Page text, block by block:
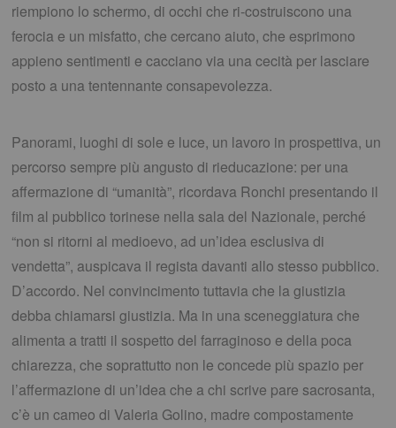
riempiono lo schermo, di occhi che ri-costruiscono una
ferocia e un misfatto, che cercano aiuto, che esprimono
appieno sentimenti e cacciano via una cecità per lasciare
posto a una tentennante consapevolezza.
Panorami, luoghi di sole e luce, un lavoro in prospettiva, un
percorso sempre più angusto di rieducazione: per una
affermazione di “umanità”, ricordava Ronchi presentando il
film al pubblico torinese nella sala del Nazionale, perché
“non si ritorni al medioevo, ad un’idea esclusiva di
vendetta”, auspicava il regista davanti allo stesso pubblico.
D’accordo. Nel convincimento tuttavia che la giustizia
debba chiamarsi giustizia. Ma in una sceneggiatura che
alimenta a tratti il sospetto del farraginoso e della poca
chiarezza, che soprattutto non le concede più spazio per
l’affermazione di un’idea che a chi scrive pare sacrosanta,
c’è un cameo di Valeria Golino, madre compostamente